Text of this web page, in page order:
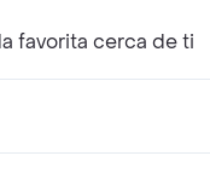
favorita cerca de ti